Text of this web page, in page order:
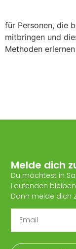
für Personen, die
mitbringen und
Methoden
Melde dich
Du möchtest in
Laufenden
Dann melde dich